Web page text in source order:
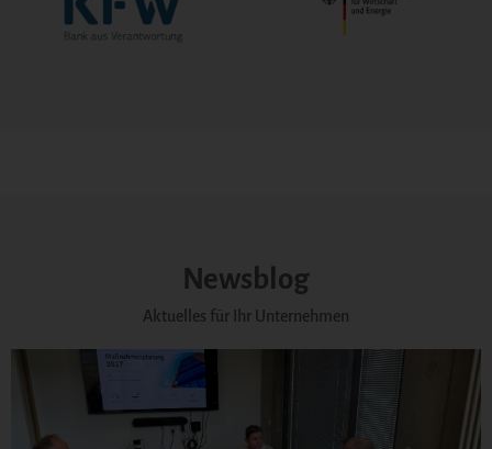
Newsblog
Aktuelles für Ihr Unternehmen